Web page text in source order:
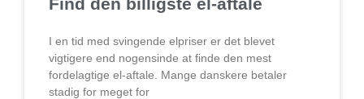
I en tid med svingende elpriser er det blevet
vigtigere end nogensinde at finde den mest
fordelagtige el-aftale. Mange danskere betaler
stadig for meget for